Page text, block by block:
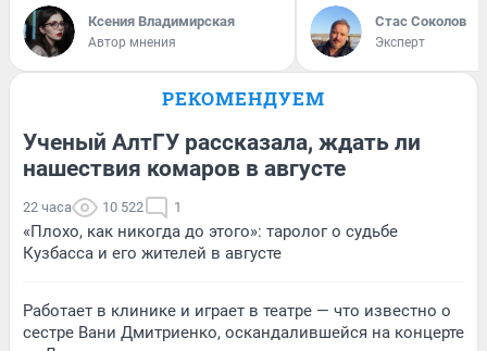
Ксения Владимирская
Автор мнения
Стас Соколов
Эксперт
РЕКОМЕНДУЕМ
Ученый АлтГУ рассказала, ждать ли
нашествия комаров в августе
22 часа 10 522 1
«Плохо, как никогда до этого»: таролог о судьбе
Кузбасса и его жителей в августе
Работает в клинике и играет в театре — что известно о
сестре Вани Дмитриенко, оскандалившейся на концерте